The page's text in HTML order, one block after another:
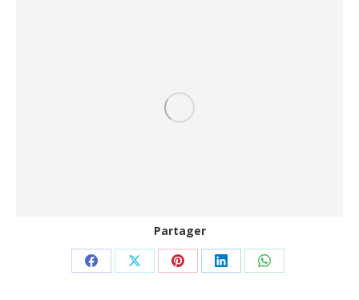
Partager
PartagerPartagerPartagerPartagerPartager